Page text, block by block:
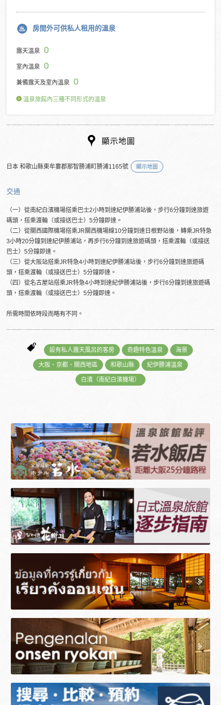
房間外可供私人租用的溫泉
露天溫泉 0
室內溫泉 0
兼備露天及室內溫泉 0
溫泉旅館內三種不同形式的溫泉
顯示地圖
日本 和歌山縣東牟婁郡那智勝浦町勝浦1165號 顯示地圖
交通
（一）從南紀白濱機場搭乘巴士2小時到達紀伊勝浦站後，步行6分鐘到達旅遊
碼頭，搭乘渡輪（或接送巴士）5分鐘即達。
（二）從關西國際機場搭乘JR關西機場線10分鐘到達日根野站後，轉乘JR特急
3小時20分鐘到達紀伊勝浦站，再步行6分鐘到達旅遊碼頭，搭乘渡輪（或接送
巴士）5分鐘即達。
（三）從大阪站搭乘JR特急4小時到達紀伊勝浦站後，步行6分鐘到達旅遊碼
頭，搭乘渡輪（或接送巴士）5分鐘即達。
（四）從名古屋站搭乘JR特急4小時到達紀伊勝浦站後，步行6分鐘到達旅遊碼
頭，搭乘渡輪（或接送巴士）5分鐘即達。
所需時間依時段而略有不同。
設有私人露天風呂的客房 奇趣特色溫泉 海景
大阪、京都、關西地區 和歌山縣 紀伊勝浦溫泉
白濱（南紀白濱機場）